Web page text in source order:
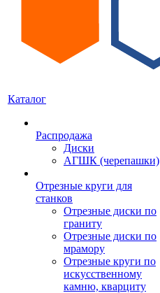
Каталог
Распродажа
Диски
АГШК (черепашки)
Отрезные круги для
станков
Отрезные диски по
граниту
Отрезные диски по
мрамору
Отрезные круги по
искусственному
камню, кварциту